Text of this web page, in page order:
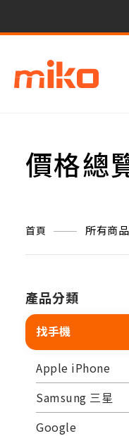
價格總
首頁 所有商品
產品分類
找手機
Apple iPhone
Samsung 三星
Google